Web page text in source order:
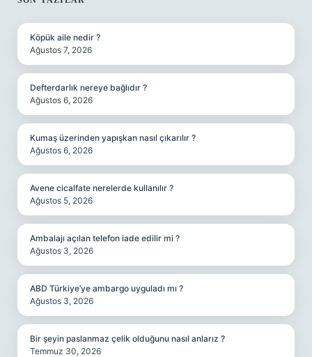
SIDEBAR
Köpük aile nedir ?
Ağustos 7, 2026
Defterdarlık nereye bağlıdır ?
Ağustos 6, 2026
Kumaş üzerinden yapışkan nasıl çıkarılır ?
Ağustos 6, 2026
Avene cicalfate nerelerde kullanılır ?
Ağustos 5, 2026
Ambalajı açılan telefon iade edilir mi ?
Ağustos 3, 2026
ABD Türkiye’ye ambargo uyguladı mı ?
Ağustos 3, 2026
Bir şeyin paslanmaz çelik olduğunu nasıl anlarız ?
Temmuz 30, 2026